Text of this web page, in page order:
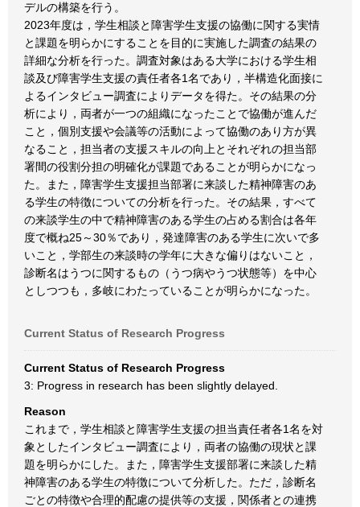
デルの構築を行う。
2023年度は，学生相談と障害学生支援の協働に関する実情
と課題を明らかにすることを目的に実施した調査の結果の
詳細な分析を行った。調査対象はある大学における学生相
談及び障害学生支援の責任者各1名であり，半構造化面接に
よるインタビュー調査によりデータを得た。その結果の分
析により，両者が一つの組織になったことで協働が進んだ
こと，個別支援や会議等の活動によって協働のあり方が異
なること，担当者の支援スキルの向上とそれぞれの担当部
署間の役割分担の明確化が課題であることが明らかになっ
た。また，障害学生支援担当部署に来談した精神障害のあ
る学生の特徴についての分析を行った。その結果，すべて
の来談学生の中で精神障害のある学生の占める割合は各年
度で概ね25～30％であり，発達障害のある学生に次いで多
いこと，学部生の来談時の学年に大きな偏りはないこと，
診断名はうつに関するもの（うつ病やうつ状態等）を中心
としつつも，多岐にわたっていることが明らかになった。
Current Status of Research Progress
Current Status of Research Progress
3: Progress in research has been slightly delayed.
Reason
これまで，学生相談と障害学生支援の担当責任者各1名を対
象としたインタビュー調査により，両者の協働の現状と課
題を明らかにした。また，障害学生支援部署に来談した精
神障害のある学生の特徴について分析した。ただ，診断名
ごとの特徴や合理的配慮の提供等の支援，関係者との連携